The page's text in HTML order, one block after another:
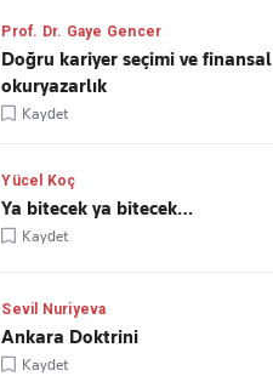
Prof. Dr. Gaye Gencer
Doğru kariyer seçimi ve finansal
okuryazarlık
Kaydet
Yücel Koç
Ya bitecek ya bitecek…
Kaydet
Sevil Nuriyeva
Ankara Doktrini
Kaydet